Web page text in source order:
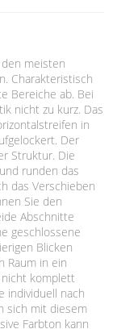
meisten
Charakteristisch
Bereiche ab. Bei
nicht zu kurz. Das
in
Der
Struktur. Die
runden das
das Verschieben
Sie den
Abschnitte
geschlossene
Blicken
Raum in ein
komplett
individuell nach
sich mit diesem
Farbton kann